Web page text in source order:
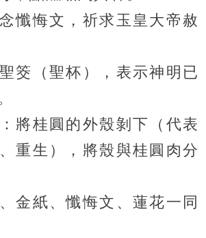
懺悔文，祈求玉皇大帝赦
筊（聖杯），表示神明已
將桂圓的外殼剝下（代表
重生），將殼與桂圓肉分
金紙、懺悔文、蓮花一同